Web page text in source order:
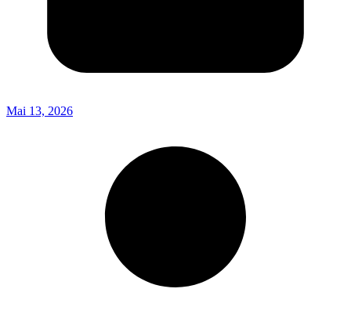
Mai 13, 2026